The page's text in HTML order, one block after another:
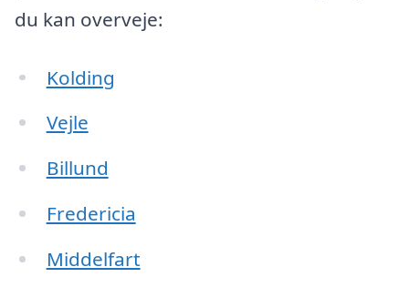
du kan overveje:
Kolding
Vejle
Billund
Fredericia
Middelfart